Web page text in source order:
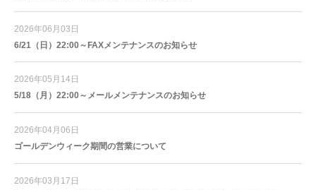
2026年06月03日
6/21（日）22:00～FAXメンテナンスのお知らせ
2026年05月14日
5/18（月）22:00～メールメンテナンスのお知らせ
2026年04月06日
ゴールデンウィーク期間の営業について
2026年03月17日